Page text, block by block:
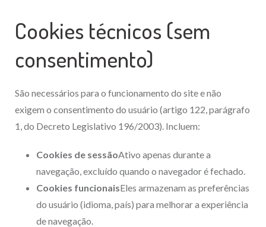
Cookies técnicos (sem
consentimento)
São necessários para o funcionamento do site e não
exigem o consentimento do usuário (artigo 122, parágrafo
1, do Decreto Legislativo 196/2003). Incluem:
Cookies de sessãoAtivo apenas durante a
navegação, excluído quando o navegador é fechado.
Cookies funcionaisEles armazenam as preferências
do usuário (idioma, país) para melhorar a experiência
de navegação.